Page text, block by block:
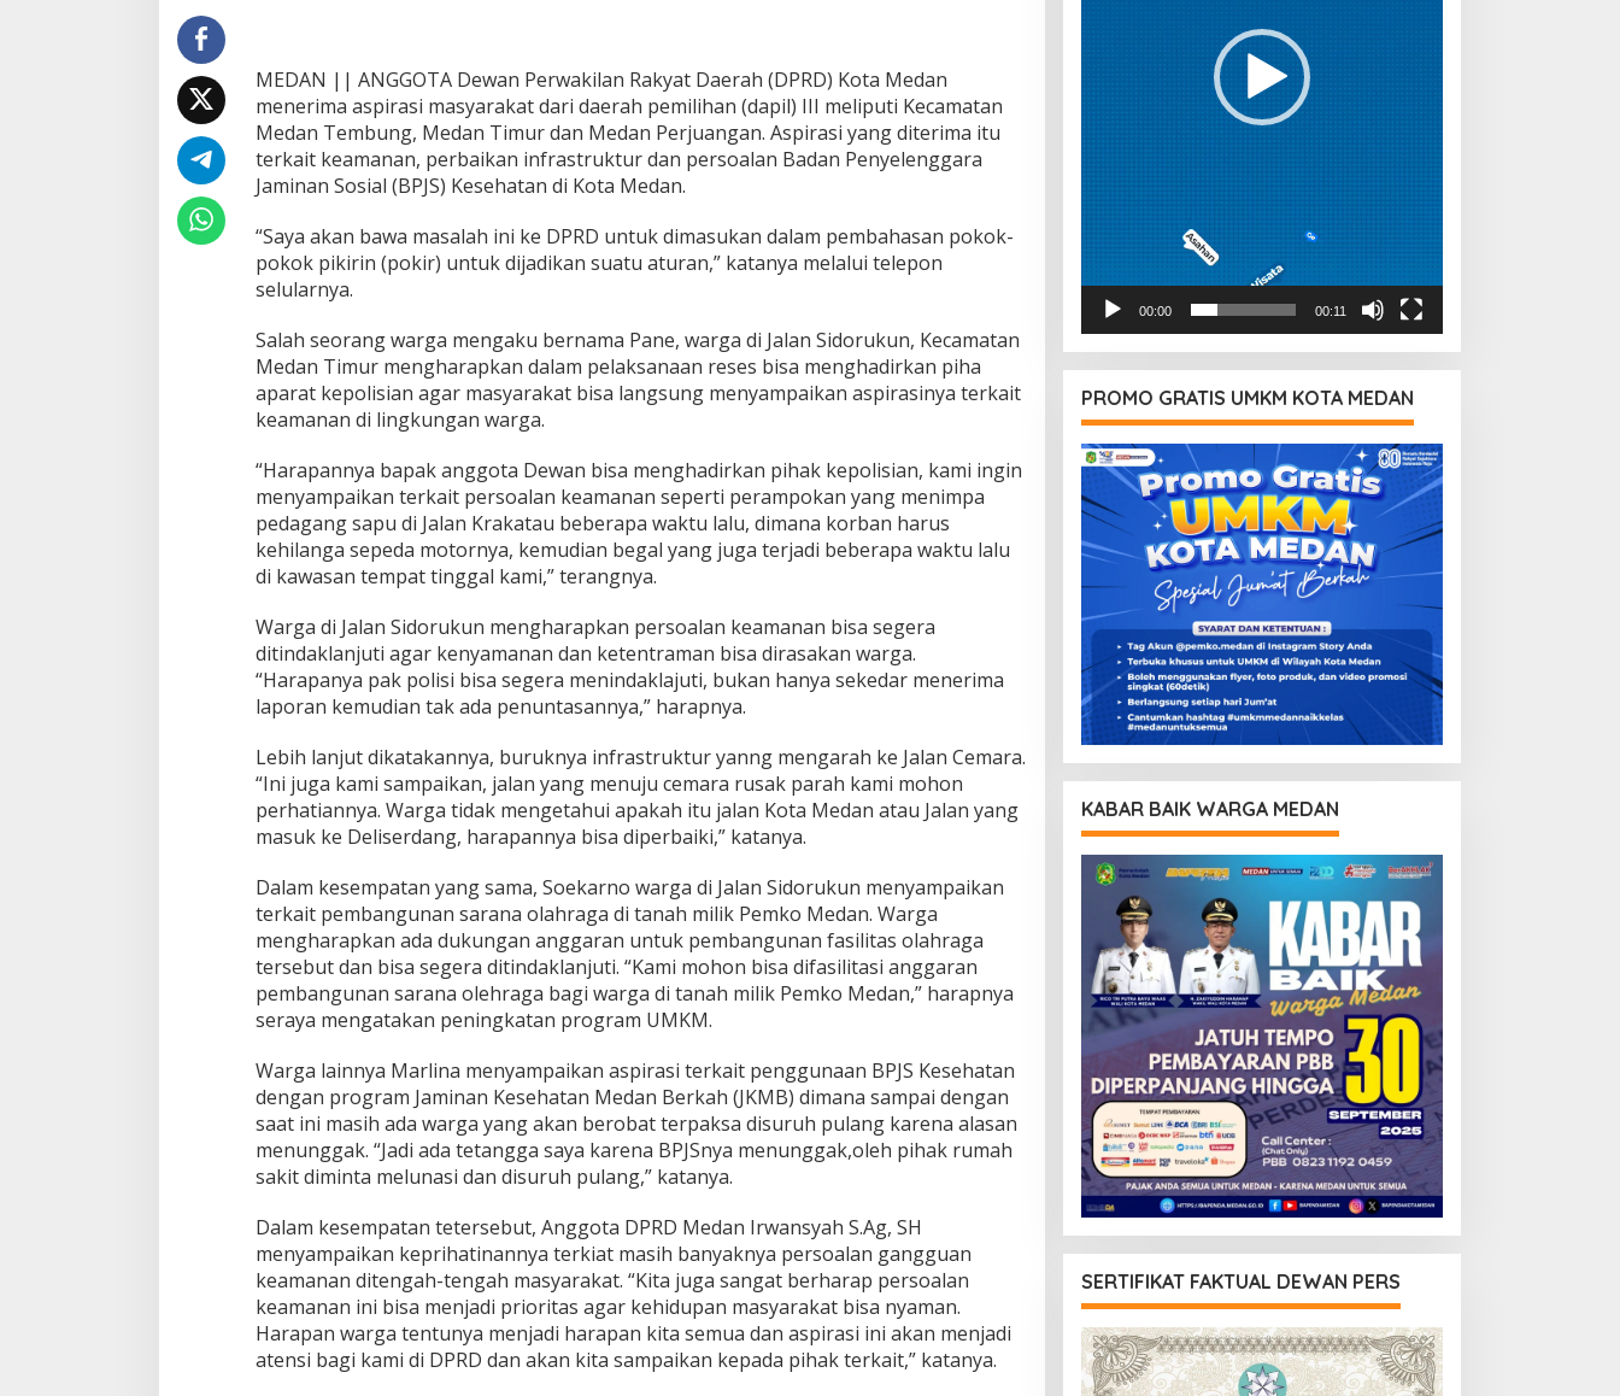
MEDAN || ANGGOTA Dewan Perwakilan Rakyat Daerah (DPRD) Kota Medan
menerima aspirasi masyarakat dari daerah pemilihan (dapil) III meliputi Kecamatan
Medan Tembung, Medan Timur dan Medan Perjuangan. Aspirasi yang diterima itu
terkait keamanan, perbaikan infrastruktur dan persoalan Badan Penyelenggara
Jaminan Sosial (BPJS) Kesehatan di Kota Medan.
“Saya akan bawa masalah ini ke DPRD untuk dimasukan dalam pembahasan pokok-
pokok pikirin (pokir) untuk dijadikan suatu aturan,” katanya melalui telepon
selularnya.
Salah seorang warga mengaku bernama Pane, warga di Jalan Sidorukun, Kecamatan
Medan Timur mengharapkan dalam pelaksanaan reses bisa menghadirkan piha
aparat kepolisian agar masyarakat bisa langsung menyampaikan aspirasinya terkait
keamanan di lingkungan warga.
“Harapannya bapak anggota Dewan bisa menghadirkan pihak kepolisian, kami ingin
menyampaikan terkait persoalan keamanan seperti perampokan yang menimpa
pedagang sapu di Jalan Krakatau beberapa waktu lalu, dimana korban harus
kehilanga sepeda motornya, kemudian begal yang juga terjadi beberapa waktu lalu
di kawasan tempat tinggal kami,” terangnya.
Warga di Jalan Sidorukun mengharapkan persoalan keamanan bisa segera
ditindaklanjuti agar kenyamanan dan ketentraman bisa dirasakan warga.
“Harapanya pak polisi bisa segera menindaklajuti, bukan hanya sekedar menerima
laporan kemudian tak ada penuntasannya,” harapnya.
Lebih lanjut dikatakannya, buruknya infrastruktur yanng mengarah ke Jalan Cemara.
“Ini juga kami sampaikan, jalan yang menuju cemara rusak parah kami mohon
perhatiannya. Warga tidak mengetahui apakah itu jalan Kota Medan atau Jalan yang
masuk ke Deliserdang, harapannya bisa diperbaiki,” katanya.
Dalam kesempatan yang sama, Soekarno warga di Jalan Sidorukun menyampaikan
terkait pembangunan sarana olahraga di tanah milik Pemko Medan. Warga
mengharapkan ada dukungan anggaran untuk pembangunan fasilitas olahraga
tersebut dan bisa segera ditindaklanjuti. “Kami mohon bisa difasilitasi anggaran
pembangunan sarana olehraga bagi warga di tanah milik Pemko Medan,” harapnya
seraya mengatakan peningkatan program UMKM.
Warga lainnya Marlina menyampaikan aspirasi terkait penggunaan BPJS Kesehatan
dengan program Jaminan Kesehatan Medan Berkah (JKMB) dimana sampai dengan
saat ini masih ada warga yang akan berobat terpaksa disuruh pulang karena alasan
menunggak. “Jadi ada tetangga saya karena BPJSnya menunggak,oleh pihak rumah
sakit diminta melunasi dan disuruh pulang,” katanya.
Dalam kesempatan tetersebut, Anggota DPRD Medan Irwansyah S.Ag, SH
menyampaikan keprihatinannya terkiat masih banyaknya persoalan gangguan
keamanan ditengah-tengah masyarakat. “Kita juga sangat berharap persoalan
keamanan ini bisa menjadi prioritas agar kehidupan masyarakat bisa nyaman.
Harapan warga tentunya menjadi harapan kita semua dan aspirasi ini akan menjadi
atensi bagi kami di DPRD dan akan kita sampaikan kepada pihak terkait,” katanya.
00:00 00:11
PROMO GRATIS UMKM KOTA MEDAN
KABAR BAIK WARGA MEDAN
SERTIFIKAT FAKTUAL DEWAN PERS